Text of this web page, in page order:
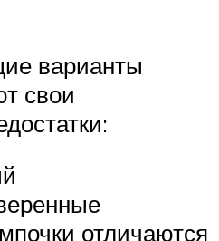
варианты
свои
отличаются